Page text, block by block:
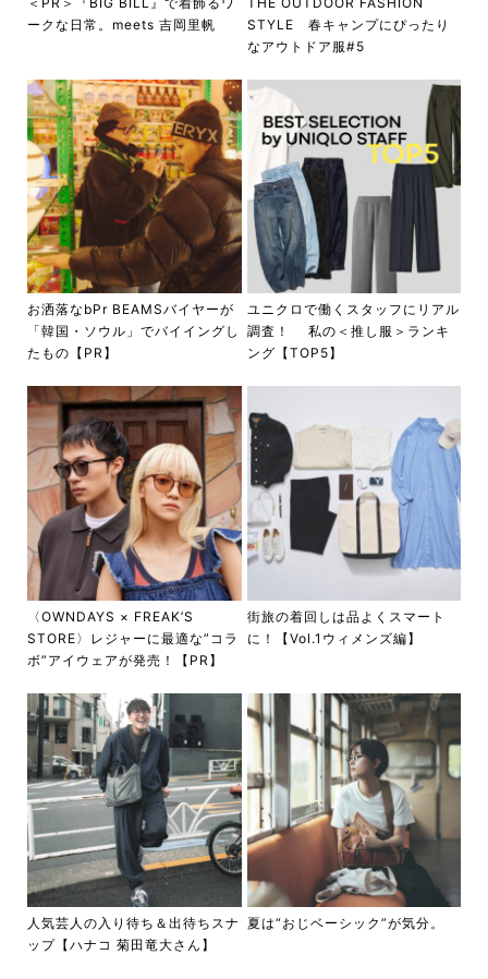
ークな日常。meets 吉岡里帆
STYLE 春キャンプにぴったり
なアウトドア服#5
お洒落なbPr BEAMSバイヤーが
「韓国・ソウル」でバイイングし
たもの【PR】
ユニクロで働くスタッフにリアル
調査！ 私の＜推し服＞ランキ
ング【TOP5】
〈OWNDAYS × FREAK’S
STORE〉レジャーに最適な”コラ
ボ”アイウェアが発売！【PR】
街旅の着回しは品よくスマート
に！【Vol.1ウィメンズ編】
人気芸人の入り待ち＆出待ちスナ
ップ【ハナコ 菊田竜大さん】
夏は“おじベーシック”が気分。